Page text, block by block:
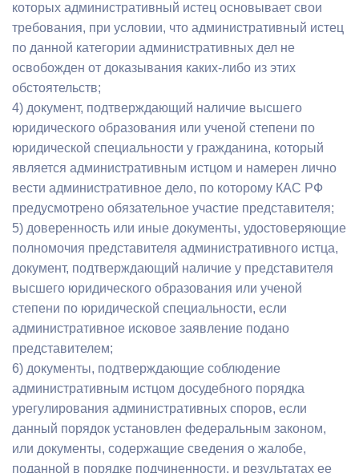
которых административный истец основывает свои
требования, при условии, что административный истец
по данной категории административных дел не
освобожден от доказывания каких-либо из этих
обстоятельств;
4) документ, подтверждающий наличие высшего
юридического образования или ученой степени по
юридической специальности у гражданина, который
является административным истцом и намерен лично
вести административное дело, по которому КАС РФ
предусмотрено обязательное участие представителя;
5) доверенность или иные документы, удостоверяющие
полномочия представителя административного истца,
документ, подтверждающий наличие у представителя
высшего юридического образования или ученой
степени по юридической специальности, если
административное исковое заявление подано
представителем;
6) документы, подтверждающие соблюдение
административным истцом досудебного порядка
урегулирования административных споров, если
данный порядок установлен федеральным законом,
или документы, содержащие сведения о жалобе,
поданной в порядке подчиненности, и результатах ее